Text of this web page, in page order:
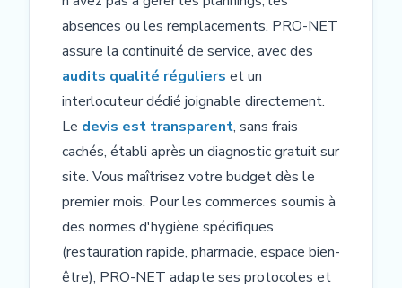
absences ou les remplacements. PRO-NET
assure la continuité de service, avec des
audits qualité réguliers et un
interlocuteur dédié joignable directement.
Le devis est transparent, sans frais
cachés, établi après un diagnostic gratuit sur
site. Vous maîtrisez votre budget dès le
premier mois. Pour les commerces soumis à
des normes d'hygiène spécifiques
(restauration rapide, pharmacie, espace bien-
être), PRO-NET adapte ses protocoles et